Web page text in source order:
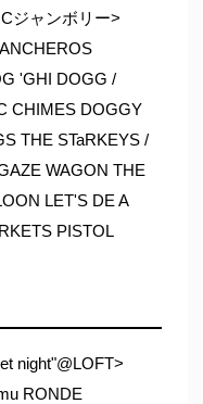
ジャンボリー>
'GHI DOGG /
CHIMES DOGGY
THE STaRKEYS /
WAGON THE
LET'S DE A
PISTOL
night"@LOFT>
RONDE